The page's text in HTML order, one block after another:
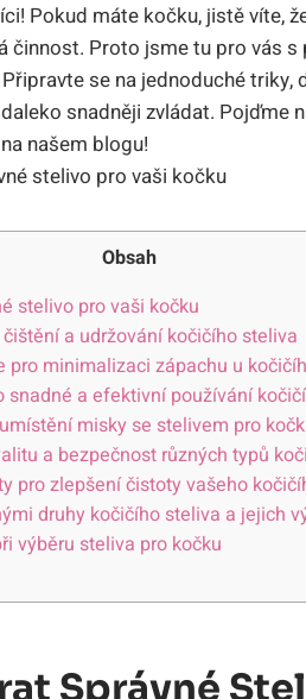
Pokud máte kočku, jistě víte,
činnost. Proto jsme tu pro vás
se na jednoduché
snadněji zvládat. Pojďme
našem blogu!
Obsah
stelivo pro vaši kočku
a udržování kočičího steliva
pro minimalizaci zápachu u
snadné a efektivní používání
misky se stelivem pro
a bezpečnost různých typů
pro zlepšení čistoty vašeho
druhy kočičího steliva a jejich
výběru steliva pro kočku
Správné